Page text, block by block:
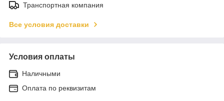
Транспортная компания
Все условия доставки
Условия оплаты
Наличными
Оплата по реквизитам